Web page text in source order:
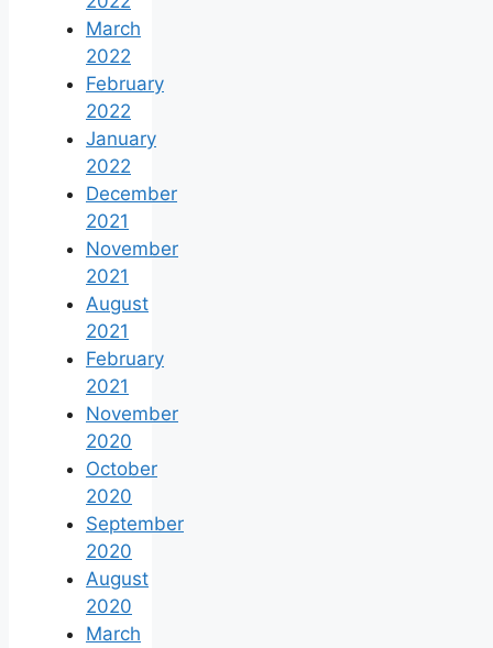
March
2022
February
2022
January
2022
December
2021
November
2021
August
2021
February
2021
November
2020
October
2020
September
2020
August
2020
March